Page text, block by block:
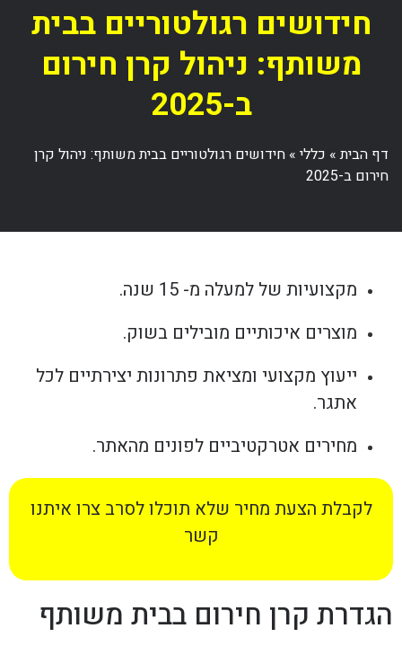
חידושים רגולטוריים בבית
משותף: ניהול קרן חירום
ב-2025
דף הבית» כללי» חידושים רגולטוריים בבית משותף: ניהול קרן
חירום ב-2025
מקצועיות של למעלה מ- 15 שנה.
מוצרים איכותיים מובילים בשוק.
ייעוץ מקצועי ומציאת פתרונות יצירתיים לכל
אתגר.
מחירים אטרקטיביים לפונים מהאתר.
לקבלת הצעת מחיר שלא תוכלו לסרב צרו איתנו
קשר
הגדרת קרן חירום בבית משותף